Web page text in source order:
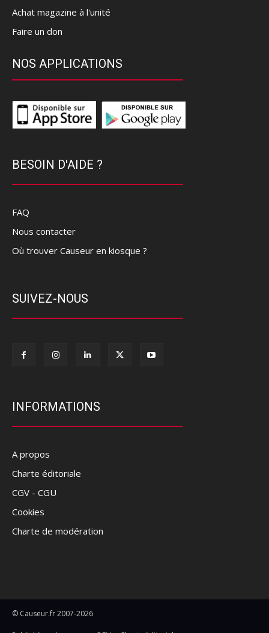
Achat magazine à l'unité
Faire un don
NOS APPLICATIONS
BESOIN D'AIDE ?
FAQ
Nous contacter
Où trouver Causeur en kiosque ?
SUIVEZ-NOUS
INFORMATIONS
A propos
Charte éditoriale
CGV - CGU
Cookies
Charte de modération
© Causeur.fr 2007-2026